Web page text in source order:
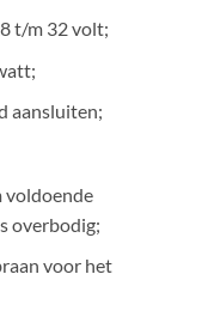
t/m 32 volt;
aansluiten;
voldoende
overbodig;
voor het